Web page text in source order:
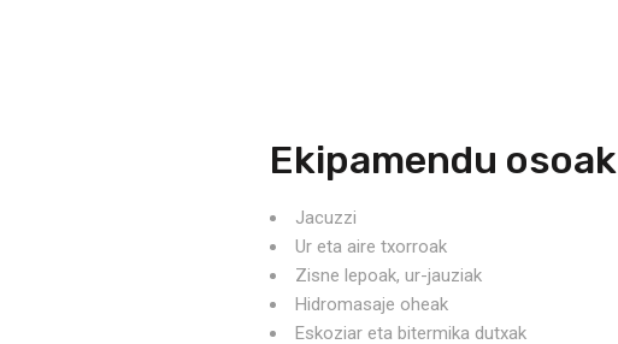
Ekipamendu osoak
Jacuzzi
Ur eta aire txorroak
Zisne lepoak, ur-jauziak
Hidromasaje oheak
Eskoziar eta bitermika dutxak